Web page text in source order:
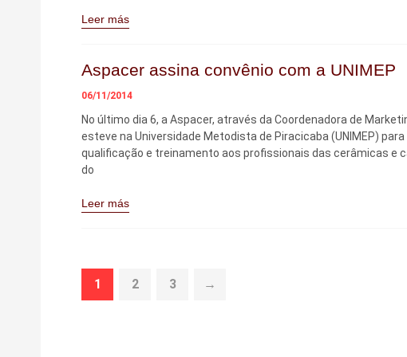
Leer más
Aspacer assina convênio com a UNIMEP
06/11/2014
No último dia 6, a Aspacer, através da Coordenadora de
esteve na Universidade Metodista de Piracicaba (UNIMEP)
qualificação e treinamento aos profissionais das cerâmicas e
do
Leer más
1 2 3 →